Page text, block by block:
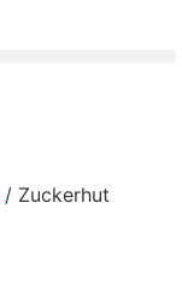
/ Zuckerhut